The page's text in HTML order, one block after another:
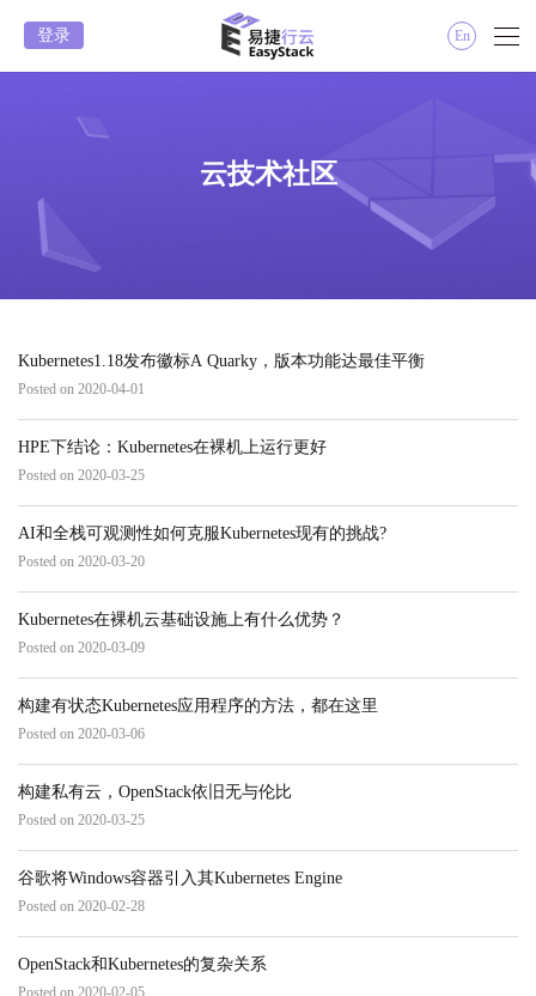
登录 En
云技术社区
Kubernetes1.18发布徽标A Quarky，版本功能达最佳平衡
Posted on 2020-04-01
HPE下结论：Kubernetes在裸机上运行更好
Posted on 2020-03-25
AI和全栈可观测性如何克服Kubernetes现有的挑战?
Posted on 2020-03-20
Kubernetes在裸机云基础设施上有什么优势？
Posted on 2020-03-09
构建有状态Kubernetes应用程序的方法，都在这里
Posted on 2020-03-06
构建私有云，OpenStack依旧无与伦比
Posted on 2020-03-25
​谷歌将Windows容器引入其Kubernetes Engine
Posted on 2020-02-28
OpenStack和Kubernetes的复杂关系